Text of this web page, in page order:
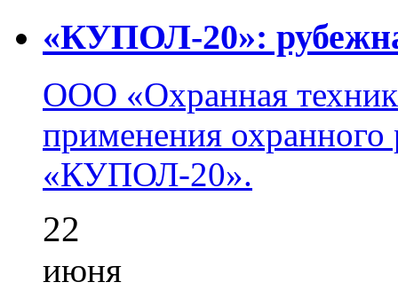
«КУПОЛ-20»:
ООО «Охранная
применения охранного
«КУПОЛ-20».
22
июня